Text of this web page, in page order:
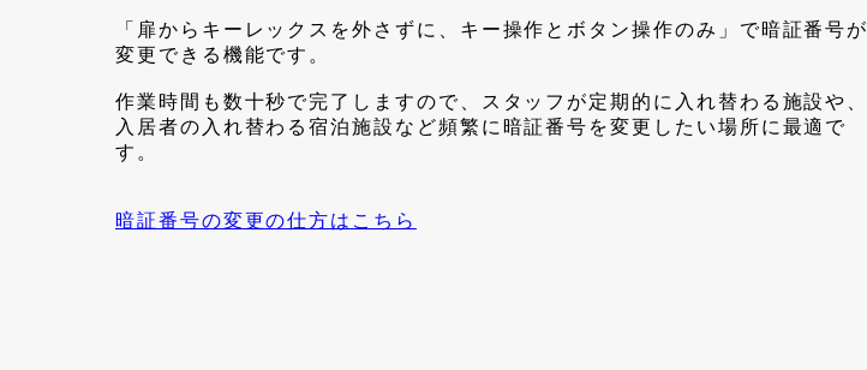
「扉からキーレックスを外さずに、キー操作とボタン操作のみ」で暗証番号が
変更できる機能です。
作業時間も数十秒で完了しますので、スタッフが定期的に入れ替わる施設や、
入居者の入れ替わる宿泊施設など頻繁に暗証番号を変更したい場所に最適で
す。
暗証番号の変更の仕方はこちら